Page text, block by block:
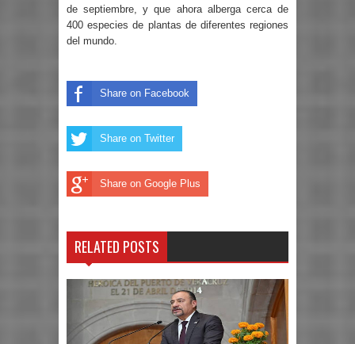
de septiembre, y que ahora alberga cerca de
400 especies de plantas de diferentes regiones
del mundo.
Share on Facebook
Share on Twitter
Share on Google Plus
RELATED POSTS